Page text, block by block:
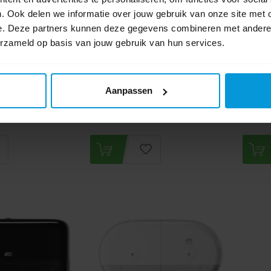
Ook delen we informatie over jouw gebruik van onze site met
Deze partners kunnen deze gegevens combineren met
op basis van jouw gebruik van hun services.
Aanpassen
Comfort / Advanced
is mogelijk.
Artikelnummer:
680008
Systeem:
Soort dispenser:
Toiletpapier
€30,07 €5,00
Direct leverbaar
€57,60